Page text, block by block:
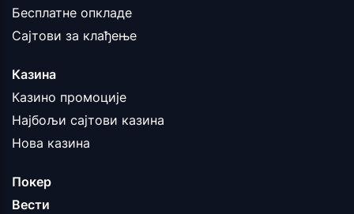
Бесплатне опкладе
Сајтови за клађење
Казина
Казино промоције
Најбољи сајтови казина
Нова казина
Покер
Вести